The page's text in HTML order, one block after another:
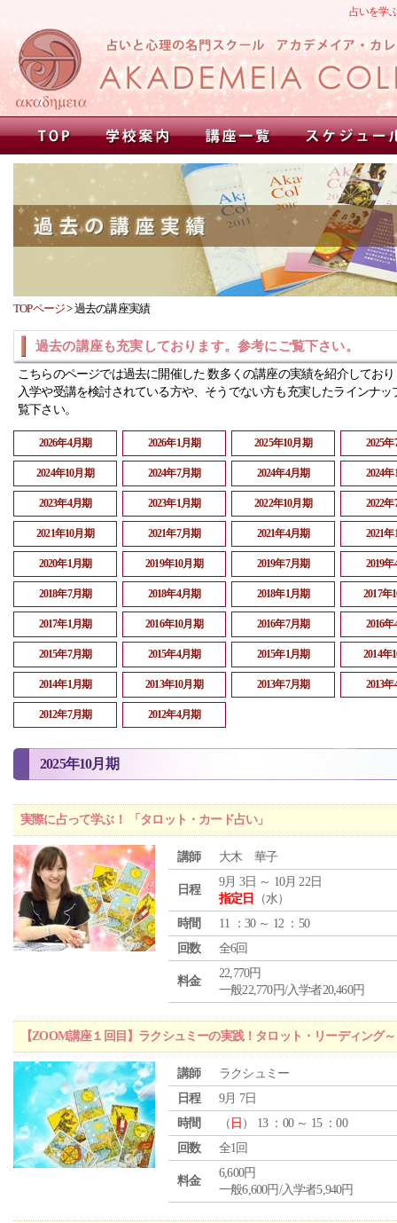
占いを学
TOPページ>過去の講座実績
過去の講座も充実しております。参考にご覧下さい。
こちらのページでは過去に開催した 数多くの講座の実績を紹介してお
入学や受講を検討されている方や、そうでない方も充実したラインナッ
覧下さい。
2026年4月期 2026年1月期 2025年10月期 2025
2024年10月期 2024年7月期 2024年4月期 2024
2023年4月期 2023年1月期 2022年10月期 2022
2021年10月期 2021年7月期 2021年4月期 2021
2020年1月期 2019年10月期 2019年7月期 2019
2018年7月期 2018年4月期 2018年1月期 2017年
2017年1月期 2016年10月期 2016年7月期 2016
2015年7月期 2015年4月期 2015年1月期 2014年
2014年1月期 2013年10月期 2013年7月期 2013
2012年7月期 2012年4月期
2025年10月期
実際に占って学ぶ！ 「タロット・カード占い」
講師 大木 華子
日程
9月 3日 ～ 10月 22日
指定日
（水）
時間
11 ：30 ～ 12 ：50
回数
全6回
料金
22,770円
一般22,770円/入学者20,460円
【ZOOM講座１回目】ラクシュミーの実践！タロット・リーディング
講師
ラクシュミー
日程
9月 7日
時間
（ 日 ） 13 ：00 ～ 15 ：00
回数
全1回
料金
6,600円
一般6,600円/入学者5,940円